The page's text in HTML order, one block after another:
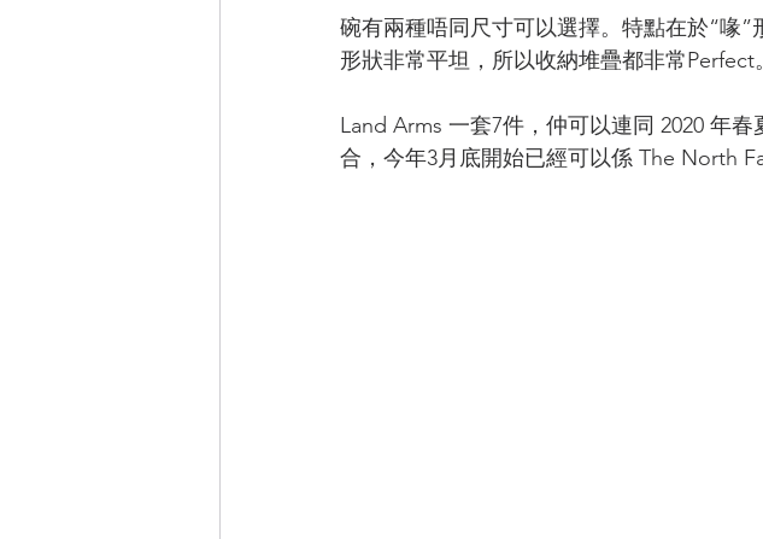
碗有兩種唔同尺寸可以選擇。特點在於“喙
形狀非常平坦，所以收納堆疊都非常Perfect。
Land Arms 一套7件，仲可以連同 2020 年
合，今年3月底開始已經可以係 The North